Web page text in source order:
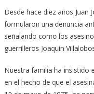
Desde hace diez años Juan
formularon una denuncia
señalando como los
guerrilleros Joaquín
Nuestra familia ha insistido
en el hecho de que el